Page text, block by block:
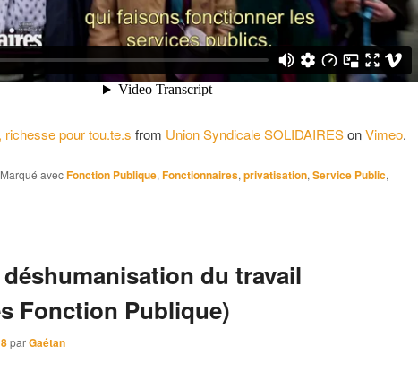
richesse pour tou.te.s from Union Syndicale SOLIDAIRESonVimeo.
Marqué avecFonction Publique, Fonctionnaires, privatisation, Service Public,
du travail
Fonction Publique)
parGaétan